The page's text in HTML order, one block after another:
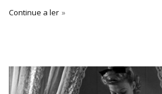
Continue a ler